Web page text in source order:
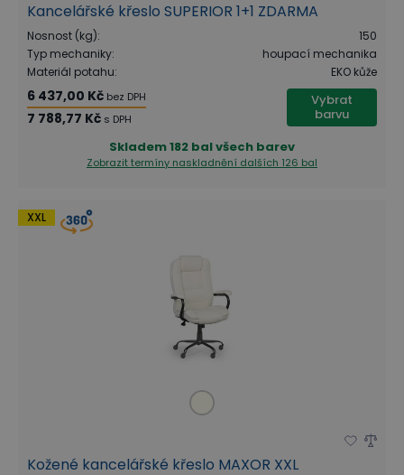
Kancelářské křeslo SUPERIOR 1+1 ZDARMA
Nosnost (kg):
150
Typ mechaniky:
houpací mechanika
Materiál potahu: EKO kůže
6 437,00 Kč bez DPH
7 788,77 Kč s DPH
Vybrat
barvu
Skladem182 bal všech barev
Zobrazit termíny naskladnění dalších 126 bal
XXL
Kožené kancelářské křeslo MAXOR XXL